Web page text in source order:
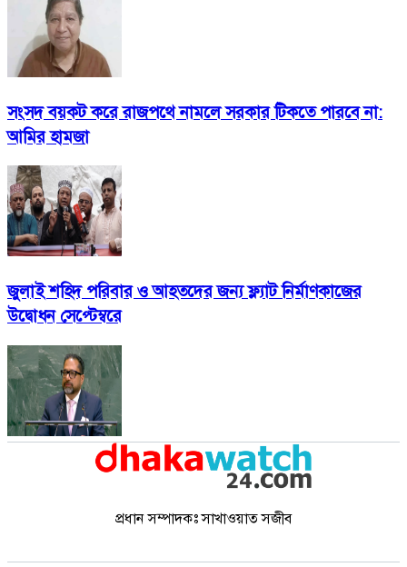
সংসদ বয়কট করে রাজপথে নামলে সরকার টিকতে পারবে না:
আমির হামজা
জুলাই শহিদ পরিবার ও আহতদের জন্য ফ্ল্যাট নির্মাণকাজের
উদ্বোধন সেপ্টেম্বরে
প্রধান সম্পাদকঃ সাখাওয়াত সজীব